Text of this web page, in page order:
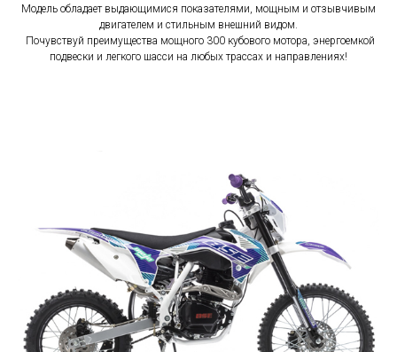
Модель обладает выдающимися показателями, мощным и отзывчивым
двигателем и стильным внешний видом.
Почувствуй преимущества мощного 300 кубового мотора, энергоемкой
подвески и легкого шасси на любых трассах и направлениях!